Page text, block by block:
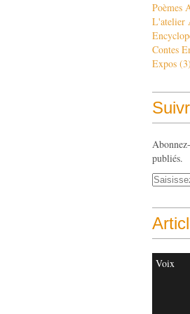
Poèmes
L'atelier
Contes
Expos
publiés.
Voix